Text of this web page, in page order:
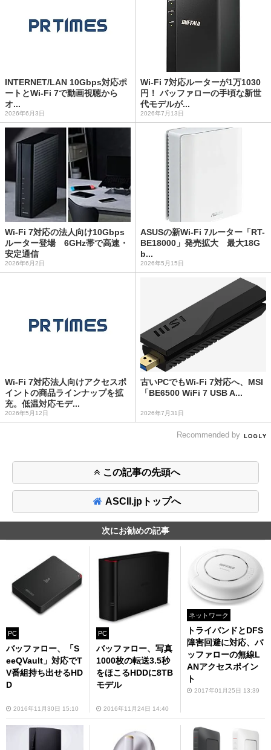
INTERNET/LAN 10Gbps対応ポ
ートとWi-Fi 7で動画視聴から
オ...
2026年6月3日
Wi-Fi 7対応ルーターが1万1030
円！ バッファローの手頃な新世
代モデルが...
2026年7月13日
Wi-Fi 7対応の法人向け10Gbps
ルーター登場 6GHz帯で高速・
安定通信
2026年6月2日
ASUSの新Wi-Fi 7ルーター「RT-
BE18000」発売拡大 最大18G
b...
2026年5月15日
Wi-Fi 7対応法人向けアクセスポ
イントの商品ラインナップを拡
充。低温対応モデ...
2026年5月12日
古いPCでもWi-Fi 7対応へ、MSI
「BE6500 WiFi 7 USB A...
2026年7月31日
Recommended by
この記事の先頭へ
ASCII.jpトップへ
次にお勧めの記事
PC
バッファロー、「S
eeQVault」対応でT
V番組持ち出せるHD
D
2016年11月30日 15:10
PC
バッファロー、写真
1000枚の転送3.5秒
をほこるHDDに8TB
モデル
2016年11月24日 14:40
ネットワーク
トライバンドとDFS
障害回避に対応、バ
ッファローの無線L
ANアクセスポイン
ト
2017年01月25日 13:39